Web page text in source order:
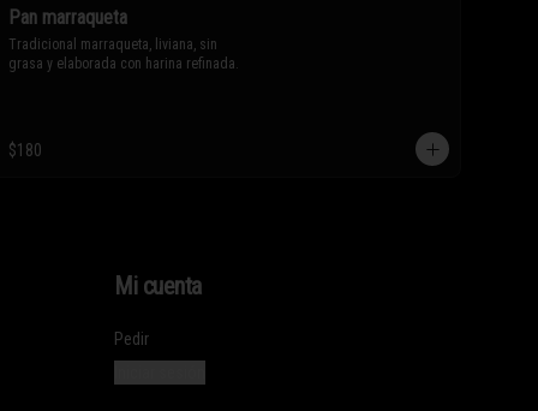
Pan marraqueta
Tradicional marraqueta, liviana, sin
grasa y elaborada con harina refinada.
$180
Mi cuenta
Pedir